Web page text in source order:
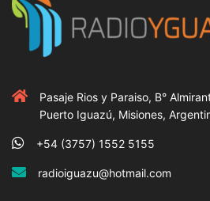
Pasaje Rios y Paraiso, B°
Puerto Iguazú, Misiones,
+54 (3757) 1552 5155
radioiguazu@hotmail.com